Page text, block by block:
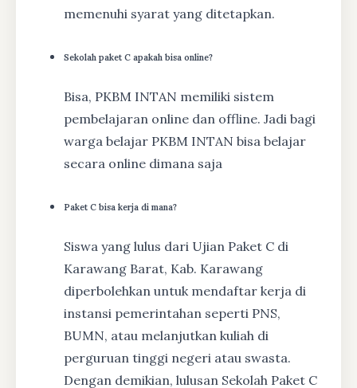
memenuhi syarat yang ditetapkan.
Sekolah paket C apakah bisa online?
Bisa, PKBM INTAN memiliki sistem
pembelajaran online dan offline. Jadi bagi
warga belajar PKBM INTAN bisa belajar
secara online dimana saja
Paket C bisa kerja di mana?
Siswa yang lulus dari Ujian Paket C di
Karawang Barat, Kab. Karawang
diperbolehkan untuk mendaftar kerja di
instansi pemerintahan seperti PNS,
BUMN, atau melanjutkan kuliah di
perguruan tinggi negeri atau swasta.
Dengan demikian, lulusan Sekolah Paket C